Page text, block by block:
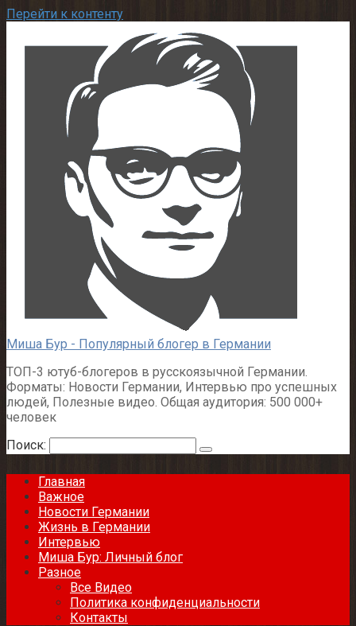
Перейти к контенту
Миша Бур - Популярный блогер в Германии
ТОП-3 ютуб-блогеров в русскоязычной Германии.
Форматы: Новости Германии, Интервью про успешных
людей, Полезные видео. Общая аудитория: 500 000+
человек
Поиск:
Главная
Важное
Новости Германии
Жизнь в Германии
Интервью
Миша Бур: Личный блог
Разное
Все Видео
Политика конфиденциальности
Контакты